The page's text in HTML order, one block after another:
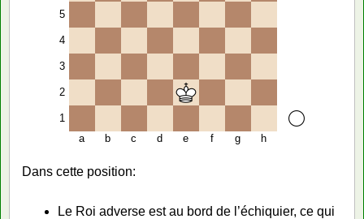
5
4
3
2
1
a
b c d e f g h
Dans cette position:
Le Roi adverse est au bord de l’échiquier, ce qui